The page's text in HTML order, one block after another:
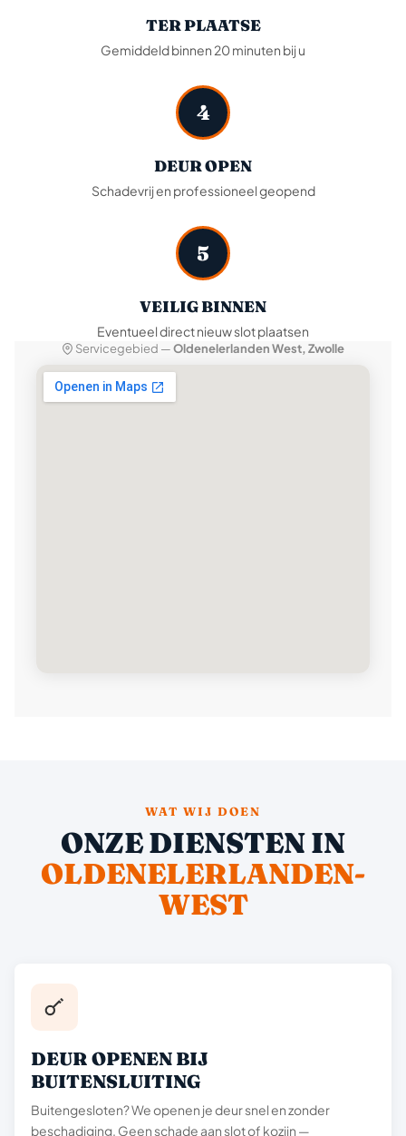
TER PLAATSE
Gemiddeld binnen 20 minuten bij u
4
DEUR OPEN
Schadevrij en professioneel geopend
5
VEILIG BINNEN
Eventueel direct nieuw slot plaatsen
Servicegebied —Oldenelerlanden West, Zwolle
WAT WIJ DOEN
ONZE DIENSTEN IN
OLDENELERLANDEN-
WEST
DEUR OPENEN BIJ
BUITENSLUITING
Buitengesloten? We openen je deur snel en zonder
beschadiging. Geen schade aan slot of kozijn —